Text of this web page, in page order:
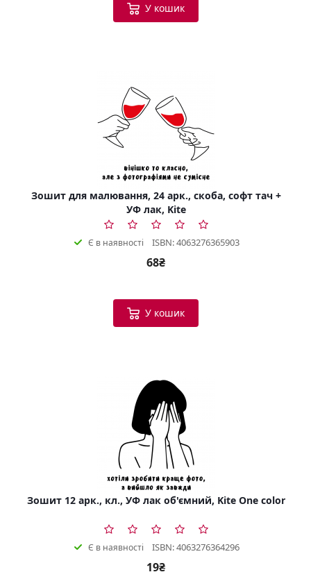
У кошик
Зошит для малювання, 24 арк., скоба, софт тач +
УФ лак, Kite
Є в наявності ISBN: 4063276365903
68₴
У кошик
Зошит 12 арк., кл., УФ лак об'ємний, Kite One color
Є в наявності ISBN: 4063276364296
19₴